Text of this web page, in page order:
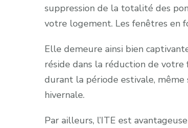
suppression de la totalité des
votre logement. Les fenêtres en
Elle demeure ainsi bien
réside dans la réduction de votre
durant la période estivale, même
hivernale.
Par ailleurs, l’ITE est